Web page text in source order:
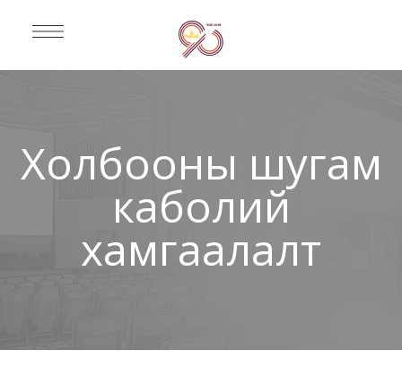
Холбооны шугам
каболий
хамгаалалт